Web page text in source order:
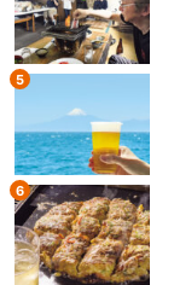
5
6